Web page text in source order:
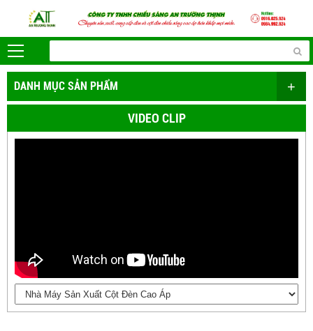
DANH MỤC SẢN PHẨM +
VIDEO CLIP